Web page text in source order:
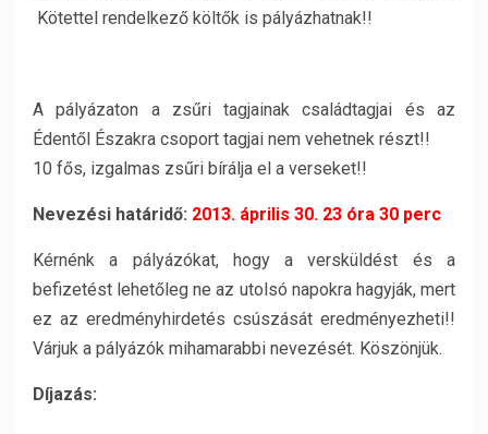
Kötettel rendelkező költők is pályázhatnak!!
A pályázaton a zsűri tagjainak családtagjai és az
Édentől Északra csoport tagjai nem vehetnek részt!!
10 fős, izgalmas zsűri bírálja el a verseket!!
Nevezési határidő: 2013. április 30. 23 óra 30 perc
Kérnénk a pályázókat, hogy a versküldést és a
befizetést lehetőleg ne az utolsó napokra hagyják, mert
ez az eredményhirdetés csúszását eredményezheti!!
Várjuk a pályázók mihamarabbi nevezését. Köszönjük.
Díjazás: